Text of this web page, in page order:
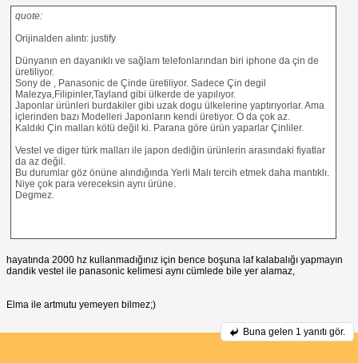
quote:
Orijinalden alıntı: justify
Dünyanın en dayanıklı ve sağlam telefonlarından biri iphone da çin de
üretiliyor.
Sony de , Panasonic de Çinde üretiliyor. Sadece Çin degil
Malezya,Filipinler,Tayland gibi ülkerde de yapılıyor.
Japonlar ürünleri burdakiler gibi uzak dogu ülkelerine yaptırıyorlar. Ama
içlerinden bazı Modelleri Japonların kendi üretiyor. O da çok az.
Kaldıki Çin malları kötü değil ki. Parana göre ürün yaparlar Çinliler.
Vestel ve diger türk malları ile japon dediğin ürünlerin arasındaki fiyatlar
da az değil.
Bu durumlar göz önüne alındığında Yerli Malı tercih etmek daha mantıklı.
Niye çok para vereceksin aynı ürüne.
Degmez.
hayatında 2000 hz kullanmadığınız için bence boşuna laf kalabalığı yapmayın
dandik vestel ile panasonic kelimesi aynı cümlede bile yer alamaz,
Elma ile artmutu yemeyen bilmez;)
Buna gelen 1 yanıtı gör.